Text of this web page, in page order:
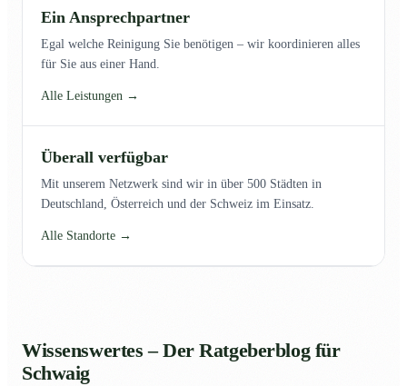
Ein Ansprechpartner
Egal welche Reinigung Sie benötigen – wir koordinieren alles
für Sie aus einer Hand.
Alle Leistungen →
Überall verfügbar
Mit unserem Netzwerk sind wir in über 500 Städten in
Deutschland, Österreich und der Schweiz im Einsatz.
Alle Standorte →
Wissenswertes – Der Ratgeberblog für
Schwaig